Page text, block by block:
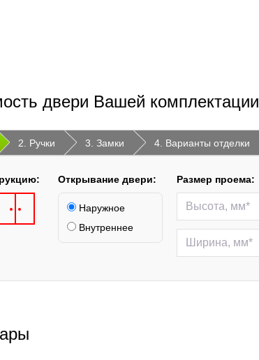
двери Вашей комплектации
2. Ручки 3. Замки 4. Варианты отделки
Открывание двери:
Наружное
Внутреннее
Размер проема: